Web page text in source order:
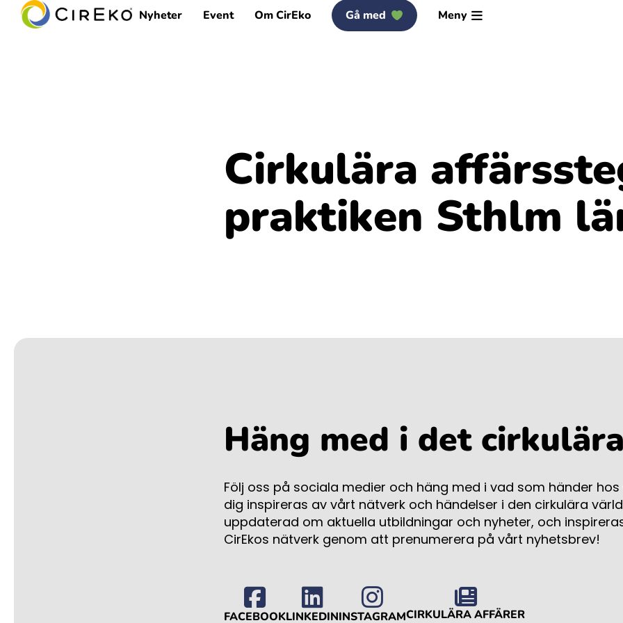
Nyheter Event Om CirEko Gå med Meny
Cirkulära
praktiken Sthlm
Häng med i det
Följ oss på sociala medier och häng med i vad som händer hos
dig inspireras av vårt nätverk och händelser i den cirkulära
uppdaterad om aktuella utbildningar och nyheter, och
CirEkos nätverk genom att prenumerera på vårt nyhetsbrev!
FACEBOOKLINKEDININSTAGRAMCIRKULÄRA AFFÄRER